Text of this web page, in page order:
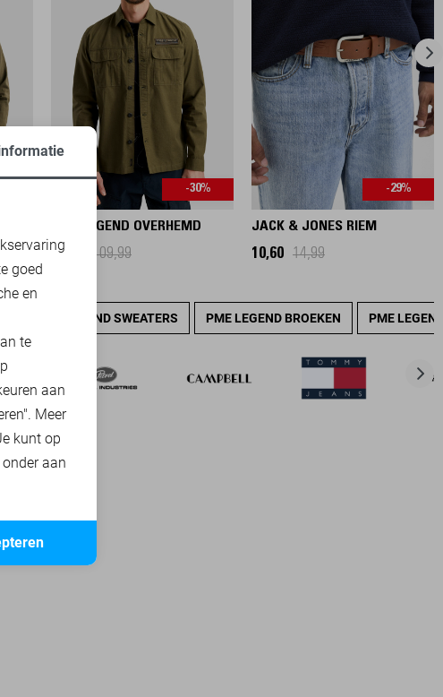
-30%
PME LEGEND OVERHEMD
77,00 109,99
-29%
JACK & JONES RIEM
10,60 14,99
PME LEGEND SWEATERS PME LEGEND BROEKEN PME
goed
en
te
aan
Meer
kunt op
aan